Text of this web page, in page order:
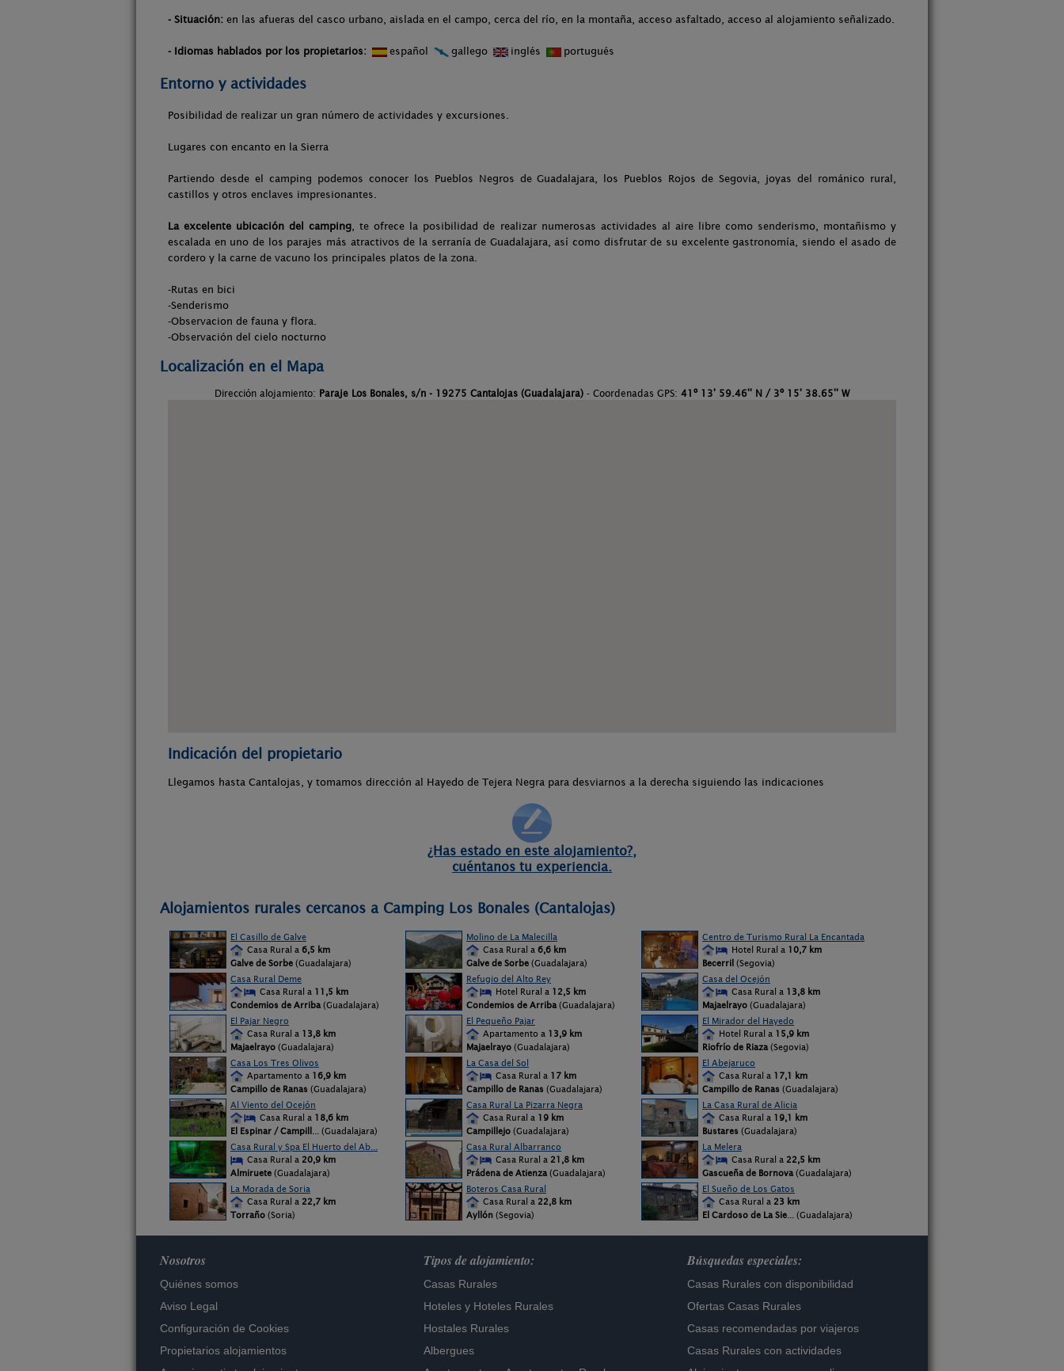
- Situación: en las afueras del casco urbano, aislada en el campo, cerca del río, en la montaña, acceso asfaltado, acceso al alojamiento señalizado.
- Idiomas hablados por los propietarios: español gallego inglés portugués
Entorno y actividades
Posibilidad de realizar un gran número de actividades y excursiones.
Lugares con encanto en la Sierra
Partiendo desde el camping podemos conocer los Pueblos Negros de Guadalajara, los Pueblos Rojos de Segovia, joyas del románico rural,
castillos y otros enclaves impresionantes.
La excelente ubicación del camping, te ofrece la posibilidad de realizar numerosas actividades al aire libre como senderismo, montañismo y
escalada en uno de los parajes más atractivos de la serranía de Guadalajara, así como disfrutar de su excelente gastronomía, siendo el asado de
cordero y la carne de vacuno los principales platos de la zona.
-Rutas en bici
-Senderismo
-Observacion de fauna y flora.
-Observación del cielo nocturno
Localización en el Mapa
Dirección alojamiento: Paraje Los Bonales, s/n - 19275 Cantalojas (Guadalajara) - Coordenadas GPS: 41º 13' 59.46'' N / 3º 15' 38.65'' W
Indicación del propietario
Llegamos hasta Cantalojas, y tomamos dirección al Hayedo de Tejera Negra para desviarnos a la derecha siguiendo las indicaciones
¿Has estado en este alojamiento?,
cuéntanos tu experiencia.
Alojamientos rurales cercanos a Camping Los Bonales (Cantalojas)
El Casillo de Galve
Casa Rural a 6,5 km
Galve de Sorbe (Guadalajara)
Molino de La Malecilla
Casa Rural a 6,6 km
Galve de Sorbe (Guadalajara)
Centro de Turismo Rural La Encantada
Hotel Rural a 10,7 km
Becerril (Segovia)
Casa Rural Deme
Casa Rural a 11,5 km
Condemios de Arriba (Guadalajara)
Refugio del Alto Rey
Hotel Rural a 12,5 km
Condemios de Arriba (Guadalajara)
Casa del Ocejón
Casa Rural a 13,8 km
Majaelrayo (Guadalajara)
El Pajar Negro
Casa Rural a 13,8 km
Majaelrayo (Guadalajara)
El Pequeño Pajar
Apartamento a 13,9 km
Majaelrayo (Guadalajara)
El Mirador del Hayedo
Hotel Rural a 15,9 km
Riofrío de Riaza (Segovia)
Casa Los Tres Olivos
Apartamento a 16,9 km
Campillo de Ranas (Guadalajara)
La Casa del Sol
Casa Rural a 17 km
Campillo de Ranas (Guadalajara)
El Abejaruco
Casa Rural a 17,1 km
Campillo de Ranas (Guadalajara)
Al Viento del Ocejón
Casa Rural a 18,6 km
El Espinar / Campill ... (Guadalajara)
Casa Rural La Pizarra Negra
Casa Rural a 19 km
Campillejo (Guadalajara)
La Casa Rural de Alicia
Casa Rural a 19,1 km
Bustares (Guadalajara)
Casa Rural y Spa El Huerto del Ab...
Casa Rural a 20,9 km
Almiruete (Guadalajara)
Casa Rural Albarranco
Casa Rural a 21,8 km
Prádena de Atienza (Guadalajara)
La Melera
Casa Rural a 22,5 km
Gascueña de Bornova (Guadalajara)
La Morada de Soria
Casa Rural a 22,7 km
Torraño (Soria)
Boteros Casa Rural
Casa Rural a 22,8 km
Ayllón (Segovia)
El Sueño de Los Gatos
Casa Rural a 23 km
El Cardoso de La Sie... (Guadalajara)
Nosotros
Quiénes somos
Aviso Legal
Configuración de Cookies
Propietarios alojamientos
Tipos de alojamiento:
Casas Rurales
Hoteles y Hoteles Rurales
Hostales Rurales
Albergues
Búsquedas especiales:
Casas Rurales con disponibilidad
Ofertas Casas Rurales
Casas recomendadas por viajeros
Casas Rurales con actividades